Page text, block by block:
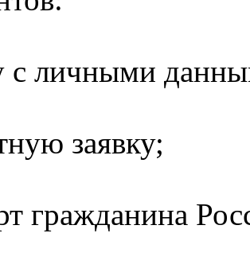
с личными
заявку;
гражданина